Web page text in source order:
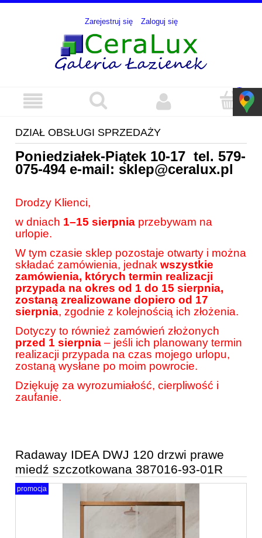
Zarejestruj się Zaloguj się
DZIAŁ OBSŁUGI SPRZEDAŻY
Poniedziałek-Piątek 10-17 tel. 579-
075-494e-mail: sklep@ceralux.pl
Drodzy Klienci,
w dniach 1–15 sierpnia przebywam na
urlopie.
W tym czasie sklep pozostaje otwarty i można
składać zamówienia, jednak wszystkie
zamówienia, których termin realizacji
przypada na okres od 1 do 15 sierpnia,
zostaną zrealizowane dopiero od 17
sierpnia, zgodnie z kolejnością ich złożenia.
Dotyczy to również zamówień złożonych
przed 1 sierpnia – jeśli ich planowany termin
realizacji przypada na czas mojego urlopu,
zostaną wysłane po moim powrocie.
Dziękuję za wyrozumiałość, cierpliwość i
zaufanie.
Radaway IDEA DWJ 120 drzwi prawe
miedź szczotkowana 387016-93-01R
promocja